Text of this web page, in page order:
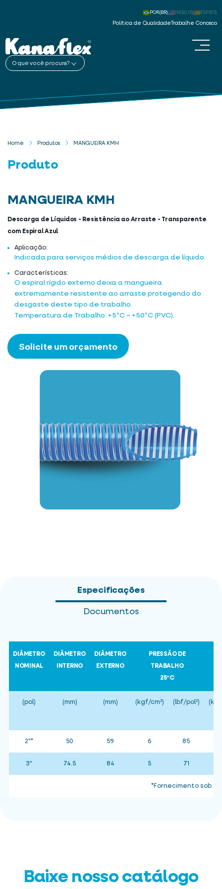
Política de Qualidade Trabalhe Conosco
POR(BR) ING(US) ESP(ES)
O que você procura?
Home Produtos MANGUEIRA KMH
Produto
MANGUEIRA KMH
Descarga de Líquidos - Resistência ao Arraste - Transparente
com Espiral Azul
Aplicação:
Indicada para serviços médios de descarga de líquido.
Características:
O espiral rígido externo deixa a mangueira
extremamente resistente ao arraste protegendo do
desgaste deste tipo de trabalho.
Temperatura de Trabalho: +5ºC ~ +50ºC (PVC).
Solicite um orçamento
Especificações
Documentos
DIÂMETRO
NOMINAL
DIÂMETRO
INTERNO
DIÂMETRO
EXTERNO
PRESSÃO DE
TRABALHO
25ºC
(pol) (mm) (mm) (kgf/cm²) (lbf/pol²)
2"* 50 59 6 85
3" 74.5 84 5 71
*Fornecimento sob
Baixe nosso catálogo